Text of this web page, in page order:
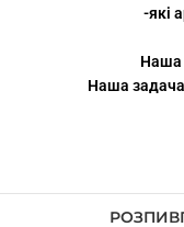
-які
Наша
Наша
РОЗПИВ